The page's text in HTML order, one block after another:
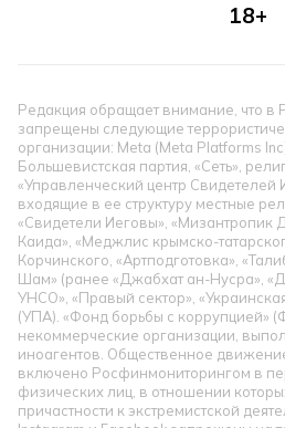
18+
Редакция обращает внимание, что в
запрещены следующие
организации: Meta (Meta Platforms
Большевистская партия, «Сеть»,
«Управленческий центр Свидетелей
входящие в ее структуру местные
«Свидетели Иеговы», «Мизантропик
Каида», «Меджлис крымско-
Корчинского, «Артподготовка»,
Шам» (ранее «Джабхат ан-Нусра»,
УНСО», «Правый сектор»,
(УПА). «Фонд борьбы с коррупцией»
некоммерческие организации,
иноагентов. Общественное
включено Росфинмониторингом в
физических лиц, в отношении
причастности к экстремистской